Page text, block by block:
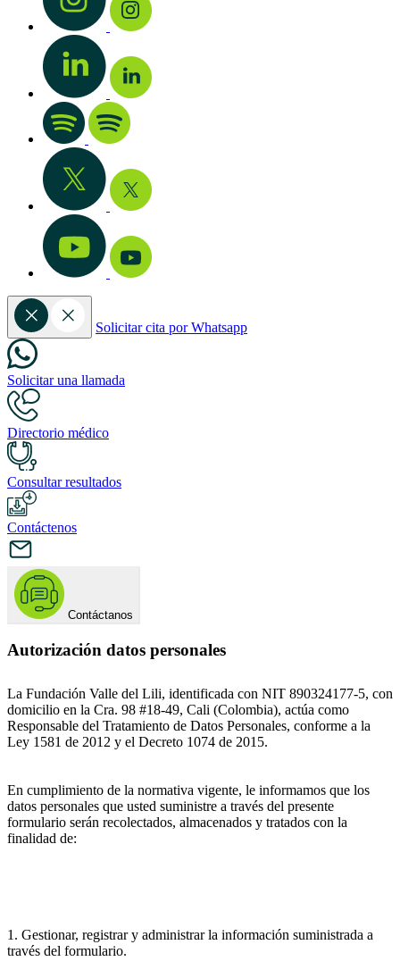
Solicitar cita por Whatsapp
Solicitar una llamada
Directorio médico
Consultar resultados
Contáctenos
Contáctanos
Autorización datos personales
La Fundación Valle del Lili, identificada con NIT 890324177-5, con
domicilio en la Cra. 98 #18-49, Cali (Colombia), actúa como
Responsable del Tratamiento de Datos Personales, conforme a la
Ley 1581 de 2012 y el Decreto 1074 de 2015.
En cumplimiento de la normativa vigente, le informamos que los
datos personales que usted suministre a través del presente
formulario serán recolectados, almacenados y tratados con la
finalidad de:
1. Gestionar, registrar y administrar la información suministrada a
través del formulario.